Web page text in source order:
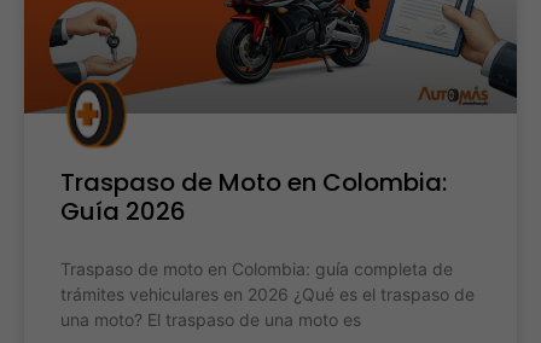
Traspaso de Moto en Colombia:
Guía 2026
Traspaso de moto en Colombia: guía completa de
trámites vehiculares en 2026 ¿Qué es el traspaso de
una moto? El traspaso de una moto es